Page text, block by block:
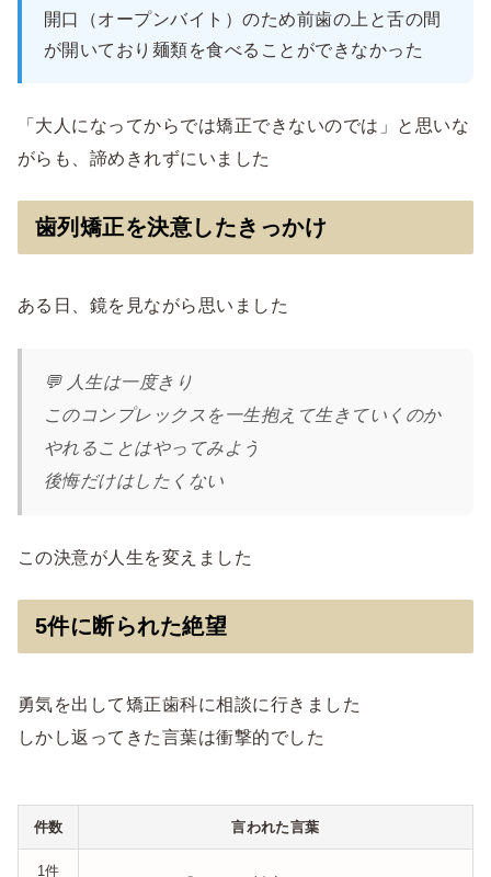
開口（オープンバイト）のため前歯の上と舌の間
が開いており麺類を食べることができなかった
「大人になってからでは矯正できないのでは」と思いな
がらも、諦めきれずにいました
歯列矯正を決意したきっかけ
ある日、鏡を見ながら思いました
💬 人生は一度きり
このコンプレックスを一生抱えて生きていくのか
やれることはやってみよう
後悔だけはしたくない
この決意が人生を変えました
5件に断られた絶望
勇気を出して矯正歯科に相談に行きました
しかし返ってきた言葉は衝撃的でした
件数 言われた言葉
1件